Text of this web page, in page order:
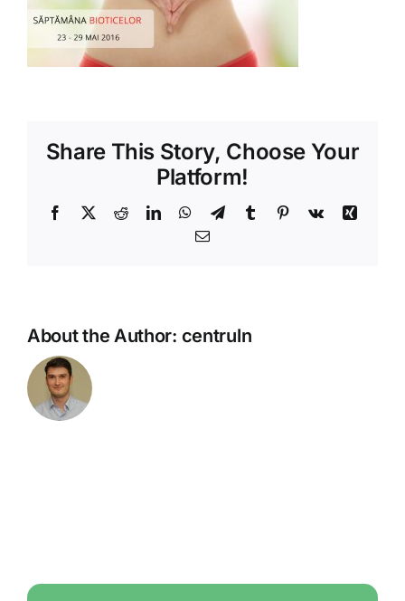
Shop
Tratamente naturale
Share This Story, Choose Your
Platform!
Facebook
X RedditLinkedInWhatsApp
TelegramTumblr Pinterest
Vk
Xing
Email
About the Author: centruln